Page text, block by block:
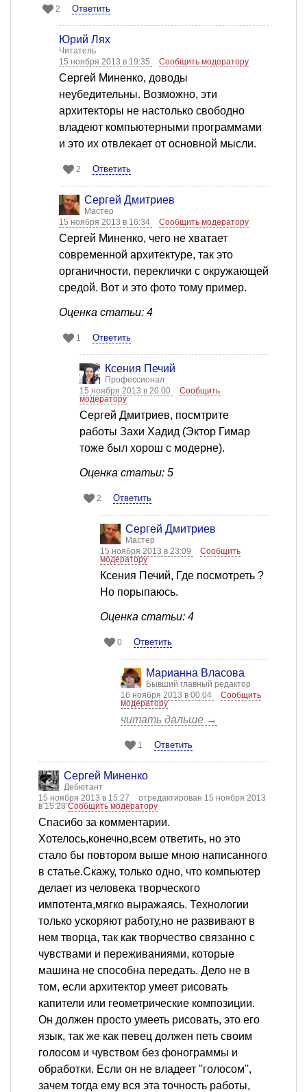
2 Ответить
Юрий Лях
Читатель
15 ноября 2013 в 19:35
Сообщить модератору
Сергей Миненко, доводы
неубедительны. Возможно, эти
архитекторы не настолько свободно
владеют компьютерными программами
и это их отвлекает от основной мысли.
2 Ответить
Сергей Дмитриев
Мастер
15 ноября 2013 в 16:34
Сообщить модератору
Сергей Миненко, чего не хватает
современной архитектуре, так это
органичности, переклички с окружающей
средой. Вот и это фото тому пример.
Оценка статьи: 4
1 Ответить
Ксения Печий
Профессионал
15 ноября 2013 в 20:00
Сообщить
модератору
Сергей Дмитриев, посмтрите
работы Захи Хадид (Эктор Гимар
тоже был хорош с модерне).
Оценка статьи: 5
2 Ответить
Сергей Дмитриев
Мастер
15 ноября 2013 в 23:09
Сообщить
модератору
Ксения Печий, Где посмотреть ?
Но порыпаюсь.
Оценка статьи: 4
0 Ответить
Марианна Власова
Бывший главный редактор
16 ноября 2013 в 00:04
Сообщить
модератору
читать дальше →
1 Ответить
Сергей Миненко
Дебютант
15 ноября 2013 в 15:27
отредактирован 15 ноября 2013
в 15:28Сообщить модератору
Спасибо за комментарии.
Хотелось,конечно,всем ответить, но это
стало бы повтором выше мною написанного
в статье.Скажу, только одно, что компьютер
делает из человека творческого
импотента,мягко выражаясь. Технологии
только ускоряют работу,но не развивают в
нем творца, так как творчество связанно с
чувствами и переживаниями, которые
машина не способна передать. Дело не в
том, если архитектор умеет рисовать
капители или геометрические композиции.
Он должен просто умееть рисовать, это его
язык, так же как певец должен петь своим
голосом и чувством без фонограммы и
обработки. Если он не владеет ''голосом'',
зачем тогда ему вся эта точность работы,